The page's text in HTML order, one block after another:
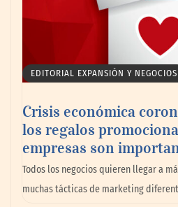
MBF Construcciones
digital con una nueva
Madrid
EDITORIAL EXPANSIÓN Y NEGOCIOS
Crisis económica
los regalos
empresas son
Todos los negocios quieren llegar a
muchas tácticas de marketing